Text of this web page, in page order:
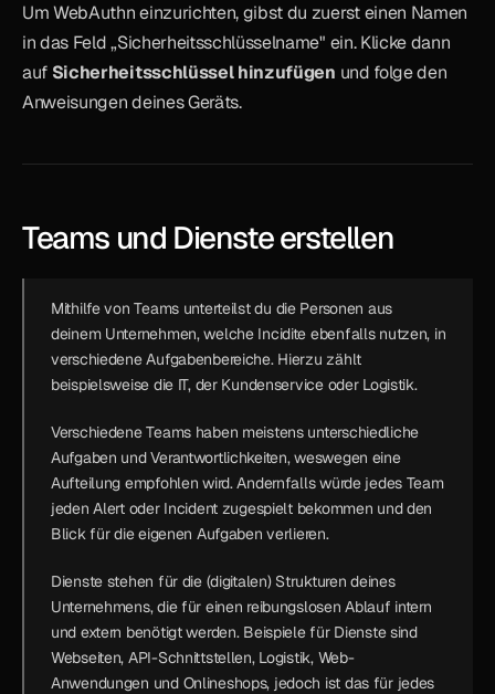
Um WebAuthn einzurichten, gibst du zuerst einen Namen
in das Feld „Sicherheitsschlüsselname" ein. Klicke dann
auf Sicherheitsschlüssel hinzufügen und folge den
Anweisungen deines Geräts.
Teams und Dienste erstellen
Mithilfe von Teams unterteilst du die Personen aus
deinem Unternehmen, welche Incidite ebenfalls nutzen, in
verschiedene Aufgabenbereiche. Hierzu zählt
beispielsweise die IT, der Kundenservice oder Logistik.
Verschiedene Teams haben meistens unterschiedliche
Aufgaben und Verantwortlichkeiten, weswegen eine
Aufteilung empfohlen wird. Andernfalls würde jedes Team
jeden Alert oder Incident zugespielt bekommen und den
Blick für die eigenen Aufgaben verlieren.
Dienste stehen für die (digitalen) Strukturen deines
Unternehmens, die für einen reibungslosen Ablauf intern
und extern benötigt werden. Beispiele für Dienste sind
Webseiten, API-Schnittstellen, Logistik, Web-
Anwendungen und Onlineshops, jedoch ist das für jedes